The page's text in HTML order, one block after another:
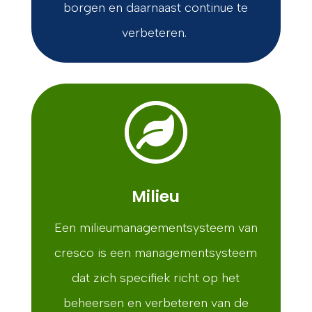
borgen en daarnaast continue te
verbeteren.
Milieu
Een milieumanagementsysteem van
cresco is een managementsysteem
dat zich specifiek richt op het
beheersen en verbeteren van de